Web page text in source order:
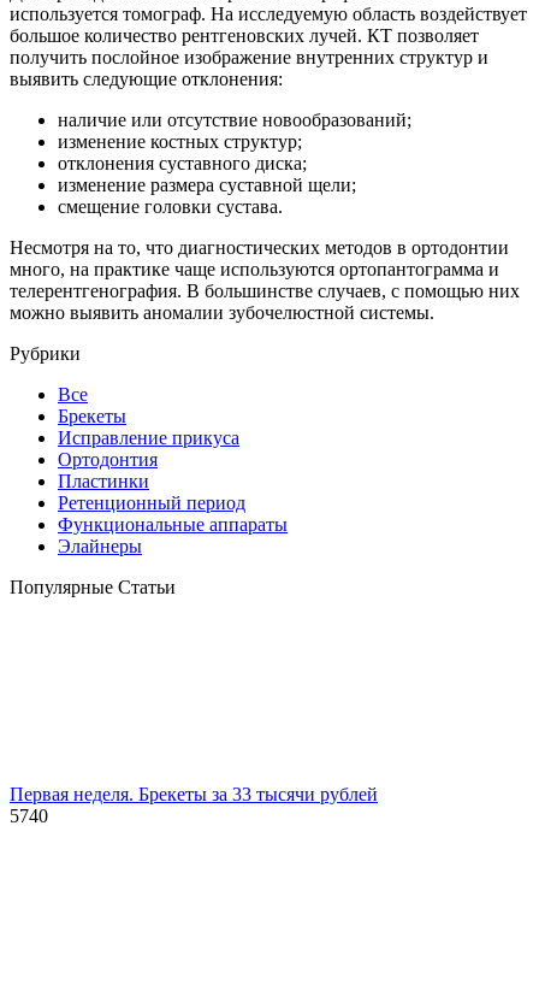
используется томограф. На исследуемую область воздействует
большое количество рентгеновских лучей. КТ позволяет
получить послойное изображение внутренних структур и
выявить следующие отклонения:
наличие или отсутствие новообразований;
изменение костных структур;
отклонения суставного диска;
изменение размера суставной щели;
смещение головки сустава.
Несмотря на то, что диагностических методов в ортодонтии
много, на практике чаще используются ортопантограмма и
телерентгенография. В большинстве случаев, с помощью них
можно выявить аномалии зубочелюстной системы.
Рубрики
Все
Брекеты
Исправление прикуса
Ортодонтия
Пластинки
Ретенционный период
Функциональные аппараты
Элайнеры
Популярные Статьи
Первая неделя. Брекеты за 33 тысячи рублей
5740